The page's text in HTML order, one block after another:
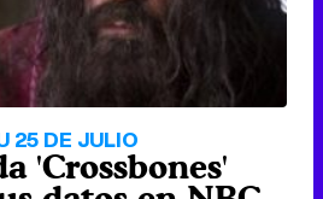
25 DE JULIO
'Crossbones'